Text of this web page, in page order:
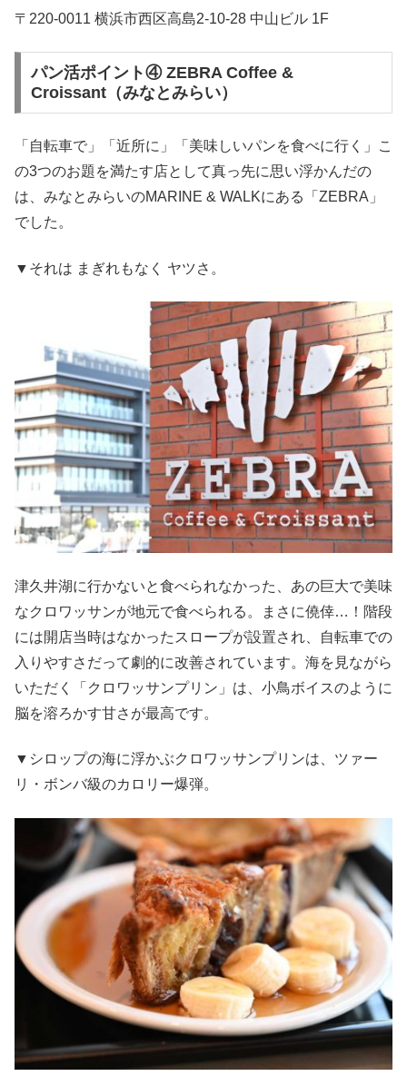
〒220-0011 横浜市西区高島2-10-28 中山ビル 1F
パン活ポイント④ ZEBRA Coffee &
Croissant（みなとみらい）
「自転車で」「近所に」「美味しいパンを食べに行く」こ
の3つのお題を満たす店として真っ先に思い浮かんだの
は、みなとみらいのMARINE & WALKにある「ZEBRA」
でした。
▼それは まぎれもなく ヤツさ。
津久井湖に行かないと食べられなかった、あの巨大で美味
なクロワッサンが地元で食べられる。まさに僥倖…！階段
には開店当時はなかったスロープが設置され、自転車での
入りやすさだって劇的に改善されています。海を見ながら
いただく「クロワッサンプリン」は、小鳥ボイスのように
脳を溶ろかす甘さが最高です。
▼シロップの海に浮かぶクロワッサンプリンは、ツァー
リ・ボンバ級のカロリー爆弾。